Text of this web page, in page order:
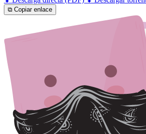
⧉ Copiar enlace